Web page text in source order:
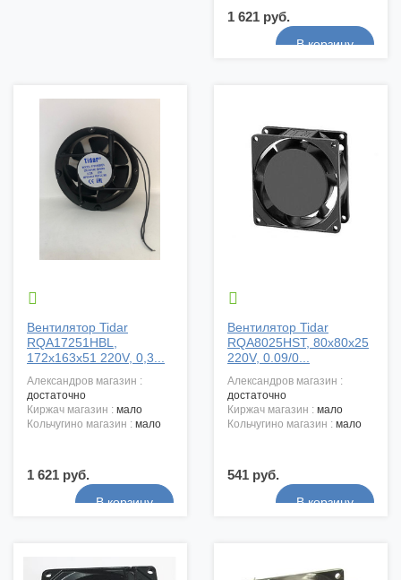
1 621 руб.

Вентилятор Tidar
RQA17251HBL,
172х163х51 220V, 0,3...
александров магазин :
достаточно
киржач магазин : мало
кольчугино магазин : мало
1 621 руб.

Вентилятор Tidar
RQA8025HST, 80x80x25
220V, 0.09/0...
александров магазин :
достаточно
киржач магазин : мало
кольчугино магазин : мало
541 руб.